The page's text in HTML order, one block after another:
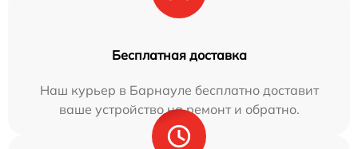
Бесплатная доставка
Наш курьер в Барнауле бесплатно доставит
ваше устройство на ремонт и обратно.